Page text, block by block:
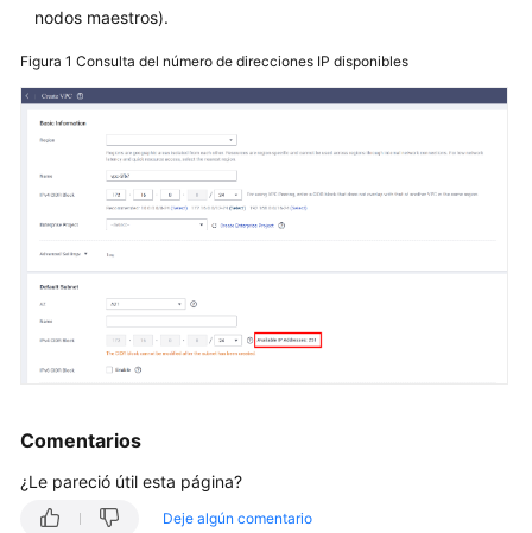
Grupo
de
nodos
de
trabajo
Redes
Planificación
de
Fault
nodos maestros).
Figura 1 Consulta del número de direcciones IP disponibles
Comentarios
¿Le pareció útil esta página?
Deje algún comentario